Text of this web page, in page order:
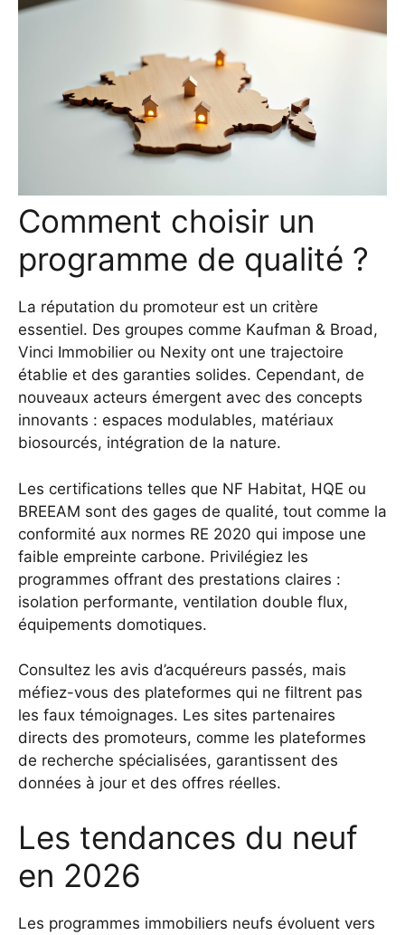
Comment choisir un
programme de qualité ?
La réputation du promoteur est un critère
essentiel. Des groupes comme Kaufman & Broad,
Vinci Immobilier ou Nexity ont une trajectoire
établie et des garanties solides. Cependant, de
nouveaux acteurs émergent avec des concepts
innovants : espaces modulables, matériaux
biosourcés, intégration de la nature.
Les certifications telles que NF Habitat, HQE ou
BREEAM sont des gages de qualité, tout comme la
conformité aux normes RE 2020 qui impose une
faible empreinte carbone. Privilégiez les
programmes offrant des prestations claires :
isolation performante, ventilation double flux,
équipements domotiques.
Consultez les avis d’acquéreurs passés, mais
méfiez-vous des plateformes qui ne filtrent pas
les faux témoignages. Les sites partenaires
directs des promoteurs, comme les plateformes
de recherche spécialisées, garantissent des
données à jour et des offres réelles.
Les tendances du neuf
en 2026
Les programmes immobiliers neufs évoluent vers